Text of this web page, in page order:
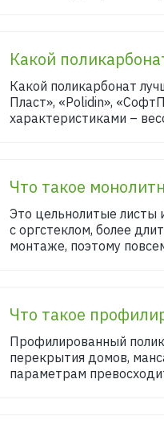
Какой
Какой поликарбонат
Пласт», «Polidin»,
характеристиками –
Что такое
Это цельнолитые листы
с оргстеклом, более
монтаже, поэтому
Что такое
Профилированный
перекрытия домов,
параметрам